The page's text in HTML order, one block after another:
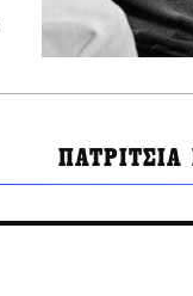
ΠΑΤΡΙΤΣΙΑ